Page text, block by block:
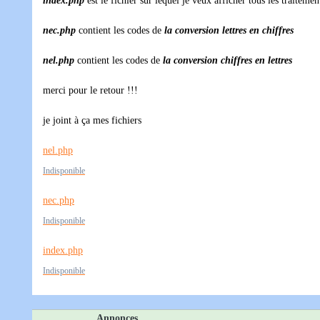
nec.php contient les codes de la conversion lettres en chiffres
nel.php contient les codes de la conversion chiffres en lettres
merci pour le retour !!!
je joint à ça mes fichiers
nel.php
Indisponible
nec.php
Indisponible
index.php
Indisponible